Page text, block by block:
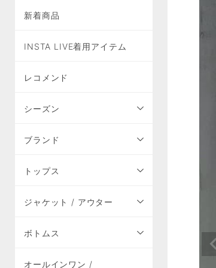
新着商品
INSTA LIVE着用アイテム
レコメンド
シーズン
ブランド
トップス
ジャケット / アウター
ボトムス
オールインワン /